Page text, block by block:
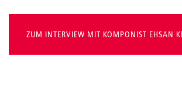
ZUM INTERVIEW MIT KOMPONIST EHSAN